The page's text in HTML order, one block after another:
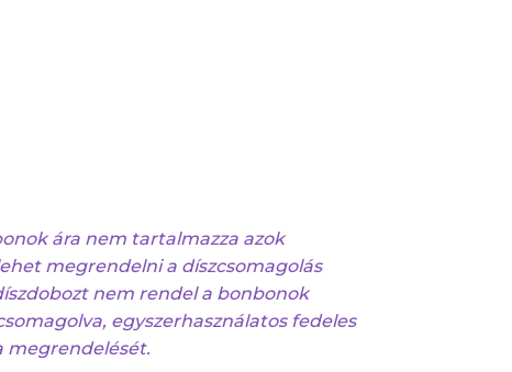
ára nem tartalmazza azok
megrendelni a díszcsomagolás
nem rendel a bonbonok
egyszerhasználatos fedeles